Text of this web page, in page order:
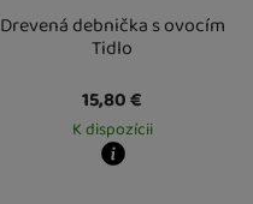
Drevená debnička s ovocím
Tidlo
15,80€
K dispozícii